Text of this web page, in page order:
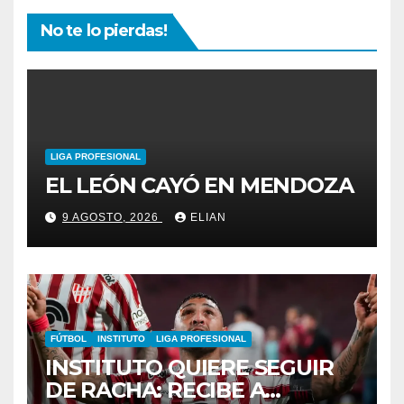
No te lo pierdas!
LIGA PROFESIONAL
EL LEÓN CAYÓ EN MENDOZA
9 AGOSTO, 2026 ELIAN
FÚTBOL INSTITUTO LIGA PROFESIONAL
INSTITUTO QUIERE SEGUIR
DE RACHA: RECIBE A